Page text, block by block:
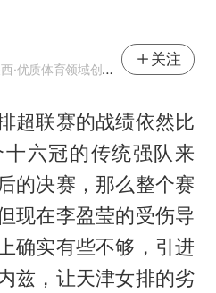
·优质体育领域创作者
关注
超联赛的战绩依然比
六冠的传统强队来
的决赛，那么整个赛
现在李盈莹的受伤导
确实有些不够，引进
兹，让天津女排的劣